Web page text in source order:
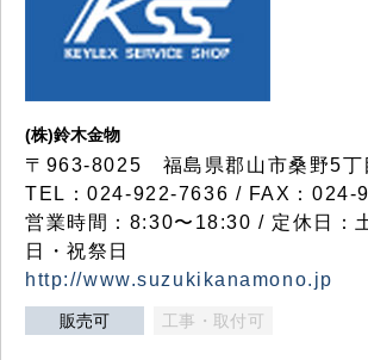
(株)鈴木金物
〒963-8025 福島県郡山市桑野5丁
TEL：024-922-7636 / FAX：024-
営業時間：8:30〜18:30 / 定休日：
日・祝祭日
http://www.suzukikanamono.jp
販売可 工事・取付可